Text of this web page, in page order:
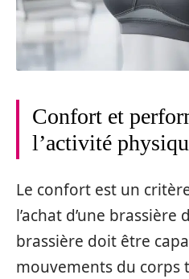
Confort et
l’activité
Le confort est un
l’achat d’une
brassière doit être
mouvements du corps